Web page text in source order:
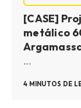
[CASE]
metálico
Argamassa
...
4 MINUTOS DE